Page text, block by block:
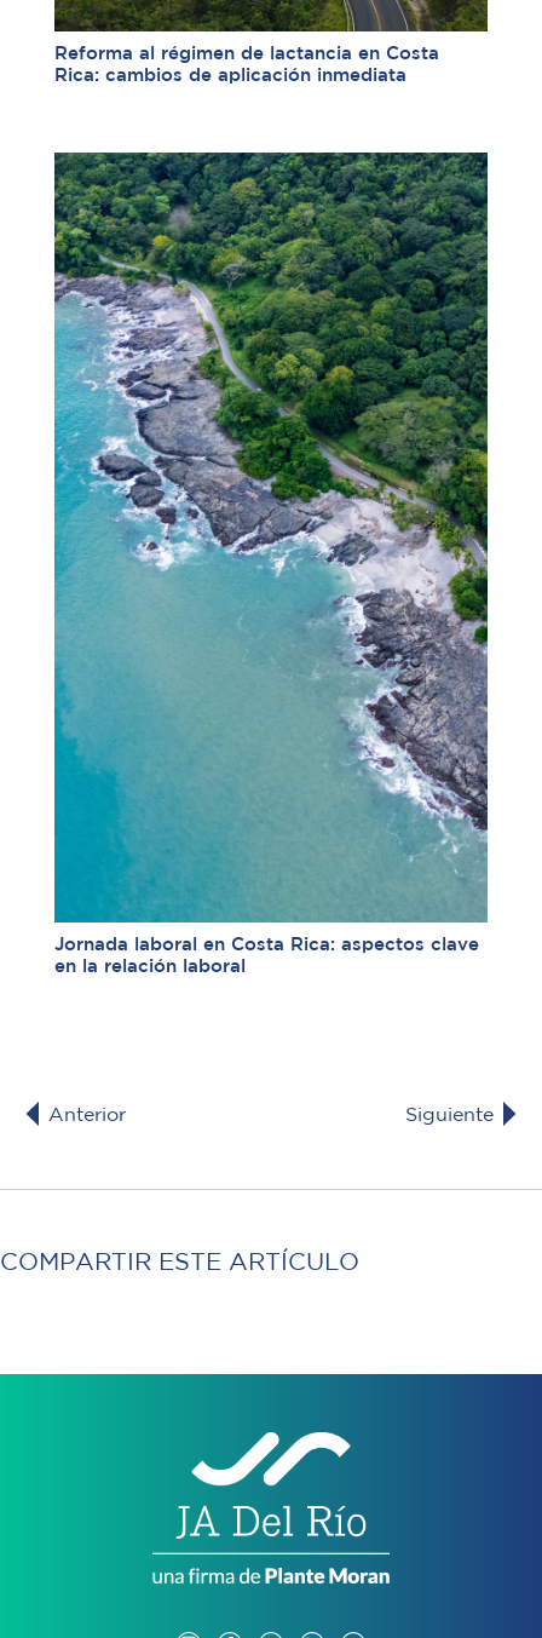
Reforma al régimen de lactancia en Costa
Rica: cambios de aplicación inmediata
Jornada laboral en Costa Rica: aspectos clave
en la relación laboral
Anterior Siguiente
COMPARTIR ESTE ARTÍCULO